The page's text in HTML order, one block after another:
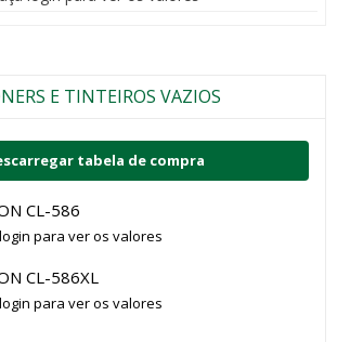
E TINTEIROS VAZIOS
tabela de compra
CL-586
para ver os valores
CL-586XL
para ver os valores